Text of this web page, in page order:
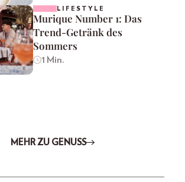
LIFESTYLE
Murique Number 1: Das
Trend-Getränk des
Sommers
1 Min.
MEHR ZU GENUSS